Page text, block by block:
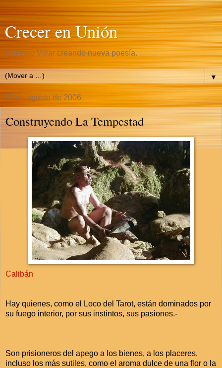
Crecer en Unión
Gonzalo Villar creando nueva poesía.
▼
27 de agosto de 2006
Construyendo La Tempestad
Calibán
Hay quienes, como el Loco del Tarot, están dominados por
su fuego interior, por sus instintos, sus pasiones.-
Son prisioneros del apego a los bienes, a los placeres,
incluso los más sutiles, como el aroma dulce de una flor o la